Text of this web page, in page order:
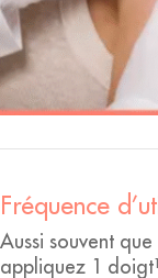
Fréquence
Aussi souvent
appliquez 1